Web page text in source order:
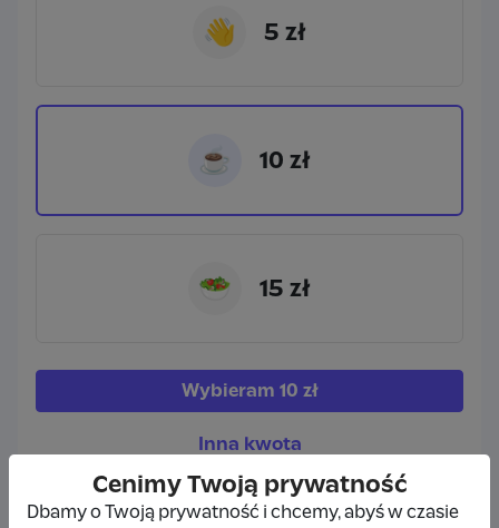
👋 5 zł
☕ 10 zł
🥗 15 zł
Wybieram 10 zł
Inna kwota
Cenimy Twoją prywatność
Dbamy o Twoją prywatność i chcemy, abyś w czasie